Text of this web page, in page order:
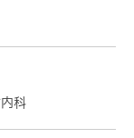
科